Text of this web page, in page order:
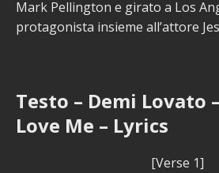
Mark Pellington e girato a Los
protagonista insieme all’attore
Testo – Demi Lovato
Love Me – Lyrics
[Verse 1]